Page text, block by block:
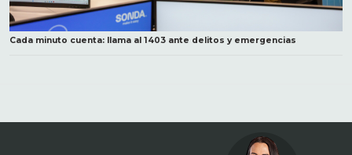
Cada minuto cuenta: llama al 1403 ante delitos y emergencias